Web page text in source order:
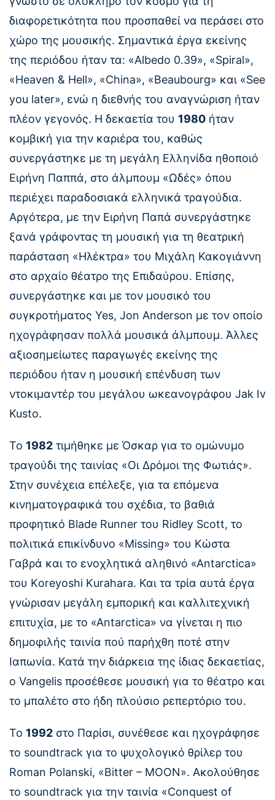
διαφορετικότητα που προσπαθεί να περάσει στο
χώρο της μουσικής. Σημαντικά έργα εκείνης
της περιόδου ήταν τα: «Albedo 0.39», «Spiral»,
«Heaven & Hell», «China», «Beaubourg» και «See
you later», ενώ η διεθνής του αναγνώριση ήταν
πλέον γεγονός. Η δεκαετία του 1980 ήταν
κομβική για την καριέρα του, καθώς
συνεργάστηκε με τη μεγάλη Ελληνίδα ηθοποιό
Ειρήνη Παππά, στο άλμπουμ «Ωδές» όπου
περιέχει παραδοσιακά ελληνικά τραγούδια.
Αργότερα, με την Ειρήνη Παπά συνεργάστηκε
ξανά γράφοντας τη μουσική για τη θεατρική
παράσταση «Ηλέκτρα» του Μιχάλη Κακογιάννη
στο αρχαίο θέατρο της Επιδαύρου. Επίσης,
συνεργάστηκε και με τον μουσικό του
συγκροτήματος Yes, Jon Anderson με τον οποίο
ηχογράφησαν πολλά μουσικά άλμπουμ. Άλλες
αξιοσημείωτες παραγωγές εκείνης της
περιόδου ήταν η μουσική επένδυση των
ντοκιμαντέρ του μεγάλου ωκεανογράφου Jak Iv
Kusto.
Το 1982 τιμήθηκε με Όσκαρ για το ομώνυμο
τραγούδι της ταινίας «Οι Δρόμοι της Φωτιάς».
Στην συνέχεια επέλεξε, για τα επόμενα
κινηματογραφικά του σχέδια, το βαθιά
προφητικό Βlade Runner του Ridley Scott, το
πολιτικά επικίνδυνο «Missing» του Κώστα
Γαβρά και το ενοχλητικά αληθινό «Αntarctica»
του Κoreyoshi Κurahara. Και τα τρία αυτά έργα
γνώρισαν μεγάλη εμπορική και καλλιτεχνική
επιτυχία, με το «Αntarctica» να γίνεται η πιο
δημοφιλής ταινία πού παρήχθη ποτέ στην
Ιαπωνία. Κατά την διάρκεια της ίδιας δεκαετίας,
ο Vangelis προσέθεσε μουσική για το θέατρο και
το μπαλέτο στο ήδη πλούσιο ρεπερτόριο του.
Το 1992 στο Παρίσι, συνέθεσε και ηχογράφησε
το soundtrack για το ψυχολογικό θρίλερ του
Roman Ροlanski, «Βitter – MOON». Ακολούθησε
το soundtrack για την ταινία «Conquest οf